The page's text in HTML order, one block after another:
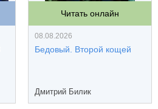
Читать онлайн
08.08.2026
Бедовый. Второй кощей
Дмитрий Билик